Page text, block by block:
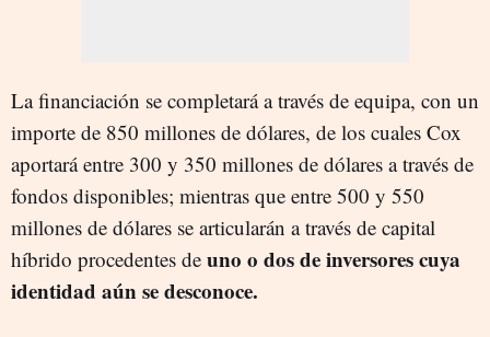
La financiación se completará a través de equipa, con un
importe de 850 millones de dólares, de los cuales Cox
aportará entre 300 y 350 millones de dólares a través de
fondos disponibles; mientras que entre 500 y 550
millones de dólares se articularán a través de capital
híbrido procedentes de uno o dos de inversores cuya
identidad aún se desconoce.